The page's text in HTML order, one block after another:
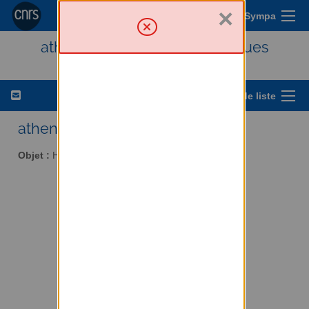
Menu Sympa
athena - Histoire des techniques
Options de liste
athena AT services.cnrs.fr
Objet : Histoire des techniques
×